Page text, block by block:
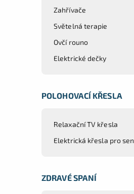
Zahřívače
Světelná terapie
Ovčí rouno
Elektrické dečky
POLOHOVACÍ KŘESLA
Relaxační TV křesla
Elektrická křesla pro
ZDRAVÉ SPANÍ